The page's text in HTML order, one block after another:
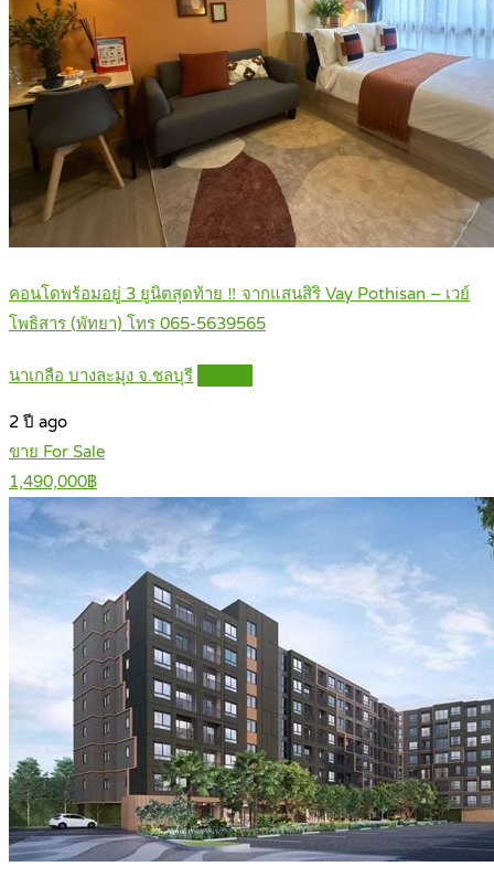
คอนโดพร้อมอยู่ 3 ยูนิตสุดท้าย ‼️ จากแสนสิริ Vay Pothisan – เวย์
โพธิสาร (พัทยา) โทร 065-5639565
นาเกลือ บางละมุง จ.ชลบุรี
2 ปี ago
ขาย For Sale
1,490,000฿